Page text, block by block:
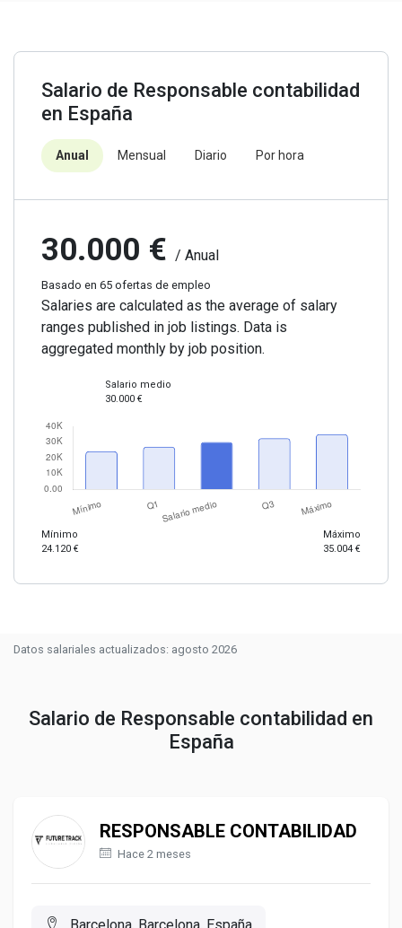
Salario de Responsable contabilidad
en España
Anual Mensual Diario Por hora
30.000 € / Anual
Basado en 65 ofertas de empleo
Salaries are calculated as the average of salary
ranges published in job listings. Data is
aggregated monthly by job position.
Mínimo
24.120 €
Salario medio
30.000 €
Máximo
35.004 €
Datos salariales actualizados: agosto 2026
Salario de Responsable contabilidad en
España
RESPONSABLE CONTABILIDAD
Hace 2 meses